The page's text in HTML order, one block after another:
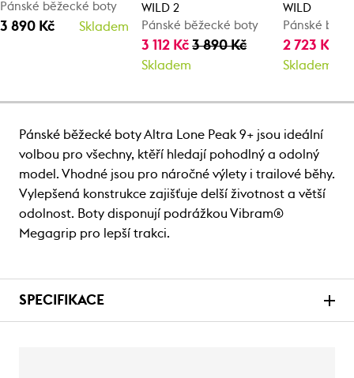
Pánské běžecké boty
3 890 Kč Skladem
WILD 2
Pánské běžecké boty
3 112 Kč3 890 Kč
Skladem
WILD
Pánské
2 723 Kč
Skladem
Pánské běžecké boty Altra Lone Peak 9+ jsou ideální
volbou pro všechny, ktěří hledají pohodlný a odolný
model. Vhodné jsou pro náročné výlety i trailové běhy.
Vylepšená konstrukce zajišťuje delší životnost a větší
odolnost. Boty disponují podrážkou Vibram®
Megagrip pro lepší trakci.
SPECIFIKACE